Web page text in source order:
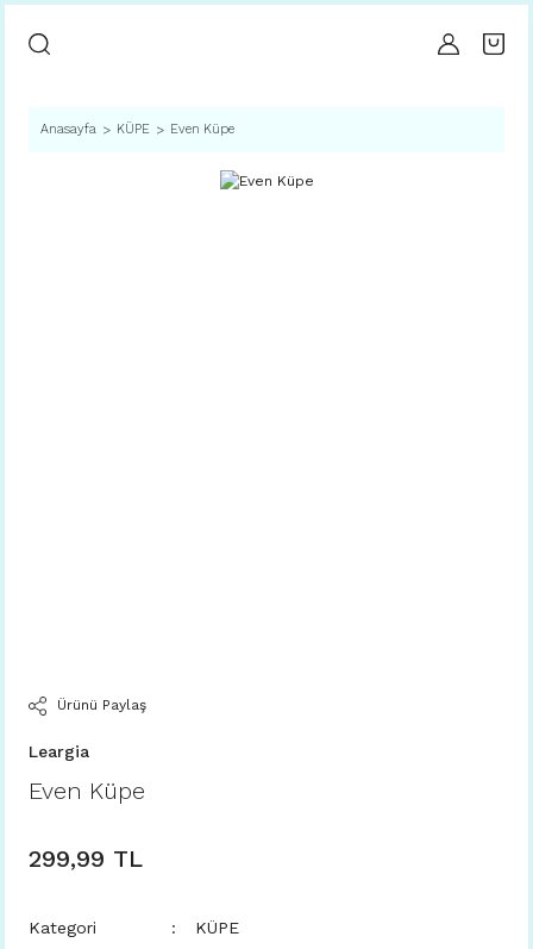
Anasayfa KÜPE Even Küpe
Ürünü Paylaş
Leargia
Even Küpe
299,99 TL
Kategori
KÜPE